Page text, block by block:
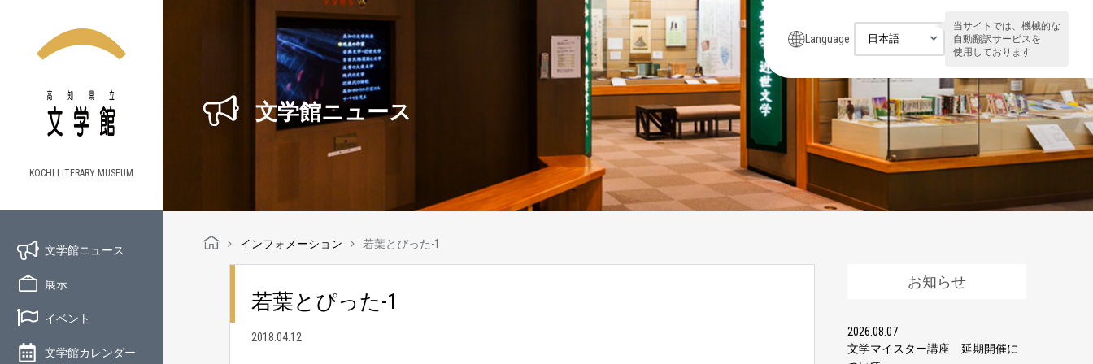
KOCHI LITERARY MUSEUM
文学館ニュース
展示
イベント
文学館カレンダー
Language
当サイトでは、機械的な
自動翻訳サービスを
使用しております
文学館ニュース
インフォメーション 若葉とぴった-1
若葉とぴった-1
2018.04.12
お知らせ
2026.08.07
文学マイスター講座 延期開催に